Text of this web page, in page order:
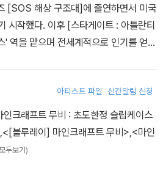
함께 ‘터네이셔스 D’라는 밴드를 결성,
출연하는 등 지속적인 활약을 하고 있
에이지> <샤크>에서 더빙 연기를 맡
주인공 식신 팬더 ‘포’의 목소리를 연기
을 한몸에 받았다. 자신만의 특별한 매
있다.
[SOS 해상 구조대]에 출연하면서 미국
시작했다. 이후 [스타게이트 : 아틀란티
역을 맡으며 전세계적으로 인기를 얻었
등 강력한 힘과 카리스마로 대표되는
'올해의 탑스타', 피플지의 '올해의 섹
아티스트 파일 신간알림 신청
크래프트 무비 : 초도한정 슬립케이스
<[블루레이] 마인크래프트 무비> <마인
두보기)